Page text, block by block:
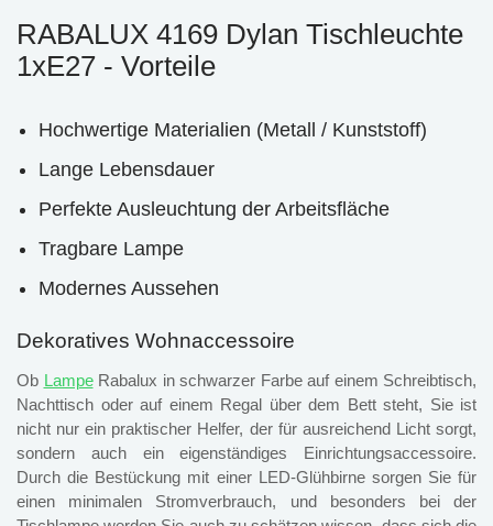
RABALUX 4169 Dylan Tischleuchte
1xE27 - Vorteile
Hochwertige Materialien (Metall / Kunststoff)
Lange Lebensdauer
Perfekte Ausleuchtung der Arbeitsfläche
Tragbare Lampe
Modernes Aussehen
Dekoratives Wohnaccessoire
Ob LampeRabalux in schwarzer Farbe auf einem Schreibtisch,
Nachttisch oder auf einem Regal über dem Bett steht, Sie ist
nicht nur ein praktischer Helfer, der für ausreichend Licht sorgt,
sondern auch ein eigenständiges Einrichtungsaccessoire.
Durch die Bestückung mit einer LED-Glühbirne sorgen Sie für
einen minimalen Stromverbrauch, und besonders bei der